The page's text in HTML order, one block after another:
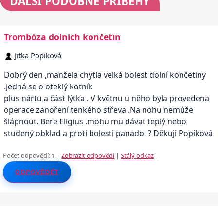
Trombóza dolních končetin
Jitka Popiková
Dobrý den ,manžela chytla velká bolest dolní končetiny
.jedná se o oteklý kotník
plus nártu a část lýtka . V květnu u něho byla provedena
operace zanoření tenkého střeva .Na nohu nemúže
šlápnout. Bere Eligius .mohu mu dávat teplý nebo
studený obklad a proti bolesti panadol ? Děkuji Popíková
Počet odpovědí: 1 |Zobrazit odpovědi |Stálý odkaz |
ODPOVĚDĚT